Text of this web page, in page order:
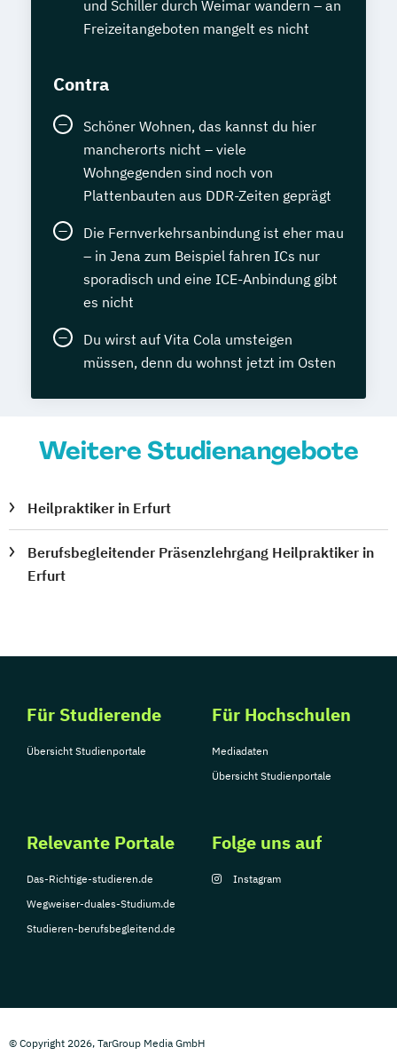
und Schiller durch Weimar wandern – an
Freizeitangeboten mangelt es nicht
Contra
Schöner Wohnen, das kannst du hier
mancherorts nicht – viele
Wohngegenden sind noch von
Plattenbauten aus DDR-Zeiten geprägt
Die Fernverkehrsanbindung ist eher mau
– in Jena zum Beispiel fahren ICs nur
sporadisch und eine ICE-Anbindung gibt
es nicht
Du wirst auf Vita Cola umsteigen
müssen, denn du wohnst jetzt im Osten
Weitere Studienangebote
Heilpraktiker in Erfurt
Berufsbegleitender Präsenzlehrgang Heilpraktiker in
Erfurt
Für Studierende
Übersicht Studienportale
Für Hochschulen
Mediadaten
Übersicht Studienportale
Relevante Portale
Das-Richtige-studieren.de
Wegweiser-duales-Studium.de
Studieren-berufsbegleitend.de
Folge uns auf
Instagram
© Copyright 2026, TarGroup Media GmbH